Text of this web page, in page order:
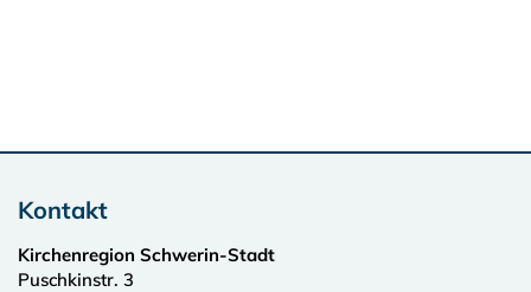
Kontakt
Kirchenregion Schwerin-Stadt
Puschkinstr. 3